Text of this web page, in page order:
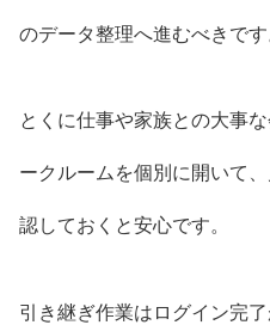
のデータ整理へ進むべきです
とくに仕事や家族との大事
ークルームを個別に開いて
認しておくと安心です。
引き継ぎ作業はログイン完